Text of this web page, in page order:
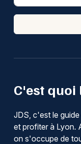
C'est quoi
JDS, c'est le
et profiter à Lyon.
on s'occupe de